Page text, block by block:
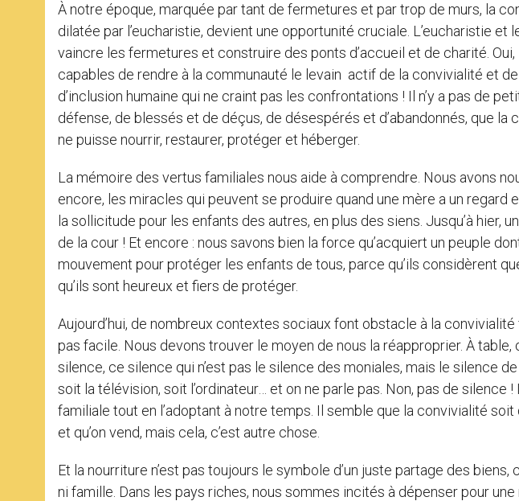
À notre époque, marquée par tant de fermetures et par trop de murs, la
dilatée par l’eucharistie, devient une opportunité cruciale. L’eucharistie et
vaincre les fermetures et construire des ponts d’accueil et de charité. Oui,
capables de rendre à la communauté le levain actif de la convivialité et
d’inclusion humaine qui ne craint pas les confrontations ! Il n’y a pas de
défense, de blessés et de déçus, de désespérés et d’abandonnés, que
ne puisse nourrir, restaurer, protéger et héberger.
La mémoire des vertus familiales nous aide à comprendre. Nous avons
encore, les miracles qui peuvent se produire quand une mère a un regard
la sollicitude pour les enfants des autres, en plus des siens. Jusqu’à hier,
de la cour ! Et encore : nous savons bien la force qu’acquiert un peuple
mouvement pour protéger les enfants de tous, parce qu’ils considèrent
qu’ils sont heureux et fiers de protéger.
Aujourd’hui, de nombreux contextes sociaux font obstacle à la convivialité
pas facile. Nous devons trouver le moyen de nous la réapproprier. À table,
silence, ce silence qui n’est pas le silence des moniales, mais le silence
soit la télévision, soit l’ordinateur… et on ne parle pas. Non, pas de
familiale tout en l’adoptant à notre temps. Il semble que la convivialité soit
et qu’on vend, mais cela, c’est autre chose.
Et la nourriture n’est pas toujours le symbole d’un juste partage des biens,
ni famille. Dans les pays riches, nous sommes incités à dépenser pour